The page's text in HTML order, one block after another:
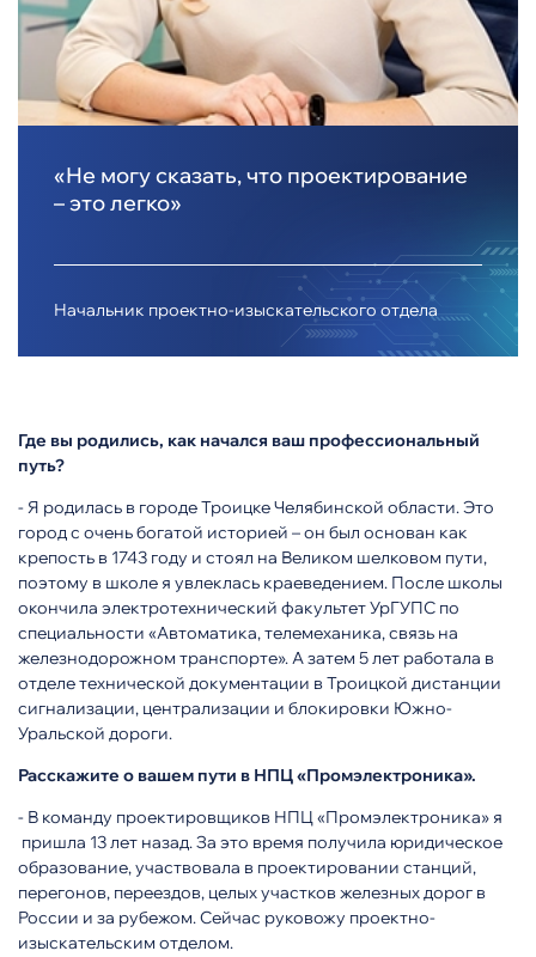
«Не могу сказать, что проектирование
– это легко»
Начальник проектно-изыскательского отдела
Где вы родились, как начался ваш профессиональный
путь?
- Я родилась в городе Троицке Челябинской области. Это
город с очень богатой историей – он был основан как
крепость в 1743 году и стоял на Великом шелковом пути,
поэтому в школе я увлеклась краеведением. После школы
окончила электротехнический факультет УрГУПС по
специальности «Автоматика, телемеханика, связь на
железнодорожном транспорте». А затем 5 лет работала в
отделе технической документации в Троицкой дистанции
сигнализации, централизации и блокировки Южно-
Уральской дороги.
Расскажите о вашем пути в НПЦ «Промэлектроника».
- В команду проектировщиков НПЦ «Промэлектроника» я
пришла 13 лет назад. За это время получила юридическое
образование, участвовала в проектировании станций,
перегонов, переездов, целых участков железных дорог в
России и за рубежом. Сейчас руковожу проектно-
изыскательским отделом.